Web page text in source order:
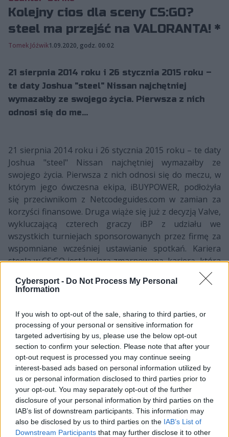
Cybersport - Do Not Process My Personal
Information
If you wish to opt-out of the sale, sharing to third parties, or
processing of your personal or sensitive information for
targeted advertising by us, please use the below opt-out
section to confirm your selection. Please note that after your
opt-out request is processed you may continue seeing
interest-based ads based on personal information utilized by
us or personal information disclosed to third parties prior to
your opt-out. You may separately opt-out of the further
disclosure of your personal information by third parties on the
IAB’s list of downstream participants. This information may
also be disclosed by us to third parties on the IAB’s List of
Downstream Participants that may further disclose it to other
Kolejny cios dla sceny CS:GO?
steel ma przejść na VALORANTA! *
Tomek Jóźwik1.09.2020, godz. 00:02
21 sierpnia 2014 roku i 26 stycznia 2015 roku –
te daty Joshua "steel" Nissan najchętniej
wymazałby ze swojego życia. Pierwsza z nich
odnosi się do me...
21 sierpnia 2014 roku i 26 stycznia 2015 roku – te daty
Joshua "steel" Nissan najchętniej wymazałby ze
swojego życia. Pierwsza z nich odnosi się do meczu, w
którym jego ówczesna ekipa, iBUYPOWER, podłożyła
się przeciwnikom z Netcodeguides.com w zamian za
korzyści finansowe. Druga wiąże się już z decyzją Valve,
wykluczającą czterech graczy iBP z udziału we
wszystkich turniejach sponsorowanych przez firmę za
wspomniane wcześniej ustawianie spotkań. Kariera
steela w CS:GO jest karierą zmarnowaną, karierą, która
według Jarka "DeKaya" Lewisa niebawem dobiegnie
końca.
wiadomościami na temat przyszłości 30-latka.
DeKayowi udało się bowiem ustalić, żesteel podjął
decyzję o porzuceniu produkcji od Valve, a swój głód
rywalizacji będzie zaspokajał w VALORANCIE. Warto
wspomnieć, że gra ze stajni Riot Games stała się
nowym domem dla dwóch byłych kompanów
Kanadyjczyka – Braxtona "braxa" Pierce'a (znany
głównie pod pseudonimem swag) i Kevena "AZK"
Larivière'a – którzy podobnie jak on mają w swoich
kartotekach skandal sprzed ponad sześciu lat i którzy